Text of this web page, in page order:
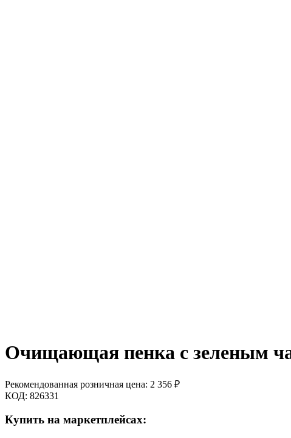
Очищающая пенка с зеленым
Рекомендованная розничная цена: 2 356 ₽
КОД: 826331
Купить на маркетплейсах: